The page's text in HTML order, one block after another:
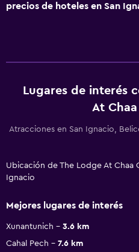
precios de hoteles en San
Lugares de interés
At
Atracciones en San Ignacio,
Ubicación de The Lodge At Chaa
Ignacio
Mejores lugares de interés
Xunantunich
3.6 km
Cahal Pech
7.6 km